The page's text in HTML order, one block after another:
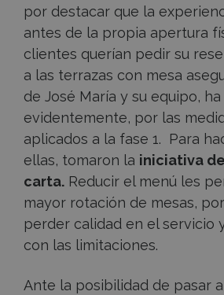
por destacar que la
antes de la propia apertura
clientes querían pedir su
a las terrazas con mesa
de José María y su equipo,
evidentemente, por las
aplicados a la fase 1. Para
ellas, tomaron la iniciativa
carta. Reducir el menú les
mayor rotación de mesas,
perder calidad en el servicio
con las limitaciones.
Ante la posibilidad de pasar